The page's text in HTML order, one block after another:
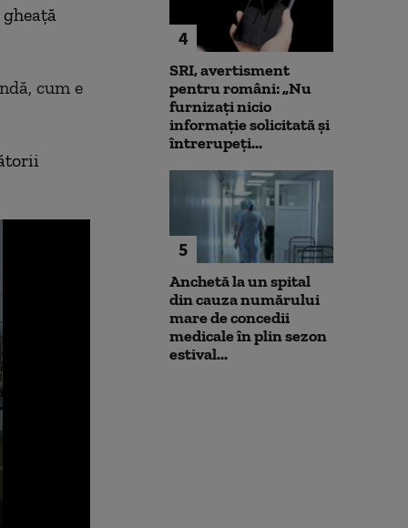
cum e
4
SRI, avertisment
pentru români: „Nu
furnizați nicio
informație solicitată și
întrerupeți...
5
Anchetă la un spital
din cauza numărului
mare de concedii
medicale în plin sezon
estival...